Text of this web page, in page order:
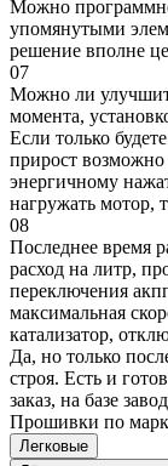
Можно
упомянутыми
решение вполне
07
Можно ли
момента,
Если только
прирост возможно
энергичному
нагружать мотор,
08
Последнее время
расход на литр,
переключения
максимальная
катализатор,
Да, но только
строя. Есть и
заказ, на базе
Прошивки по
Легковые